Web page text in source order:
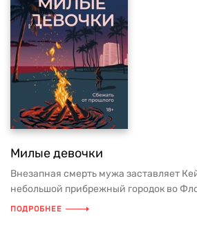
Милые девочки
Внезапная смерть мужа заставляет
небольшой прибрежный городок во
ПОДРОБНЕЕ